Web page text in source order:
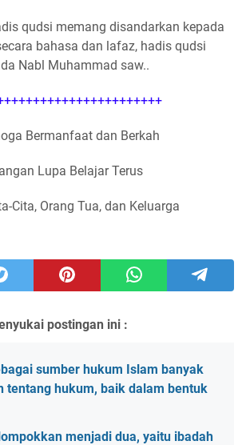
qudsi memang disandarkan kepada
bahasa dan lafaz, hadis qudsi
Nabl Muhammad saw..
Bermanfaat dan Berkah
Lupa Belajar Terus
Cita, Orang Tua, dan Keluarga
postingan ini :
sumber hukum Islam banyak
tentang hukum, baik dalam bentuk
menjadi dua, yaitu ibadah